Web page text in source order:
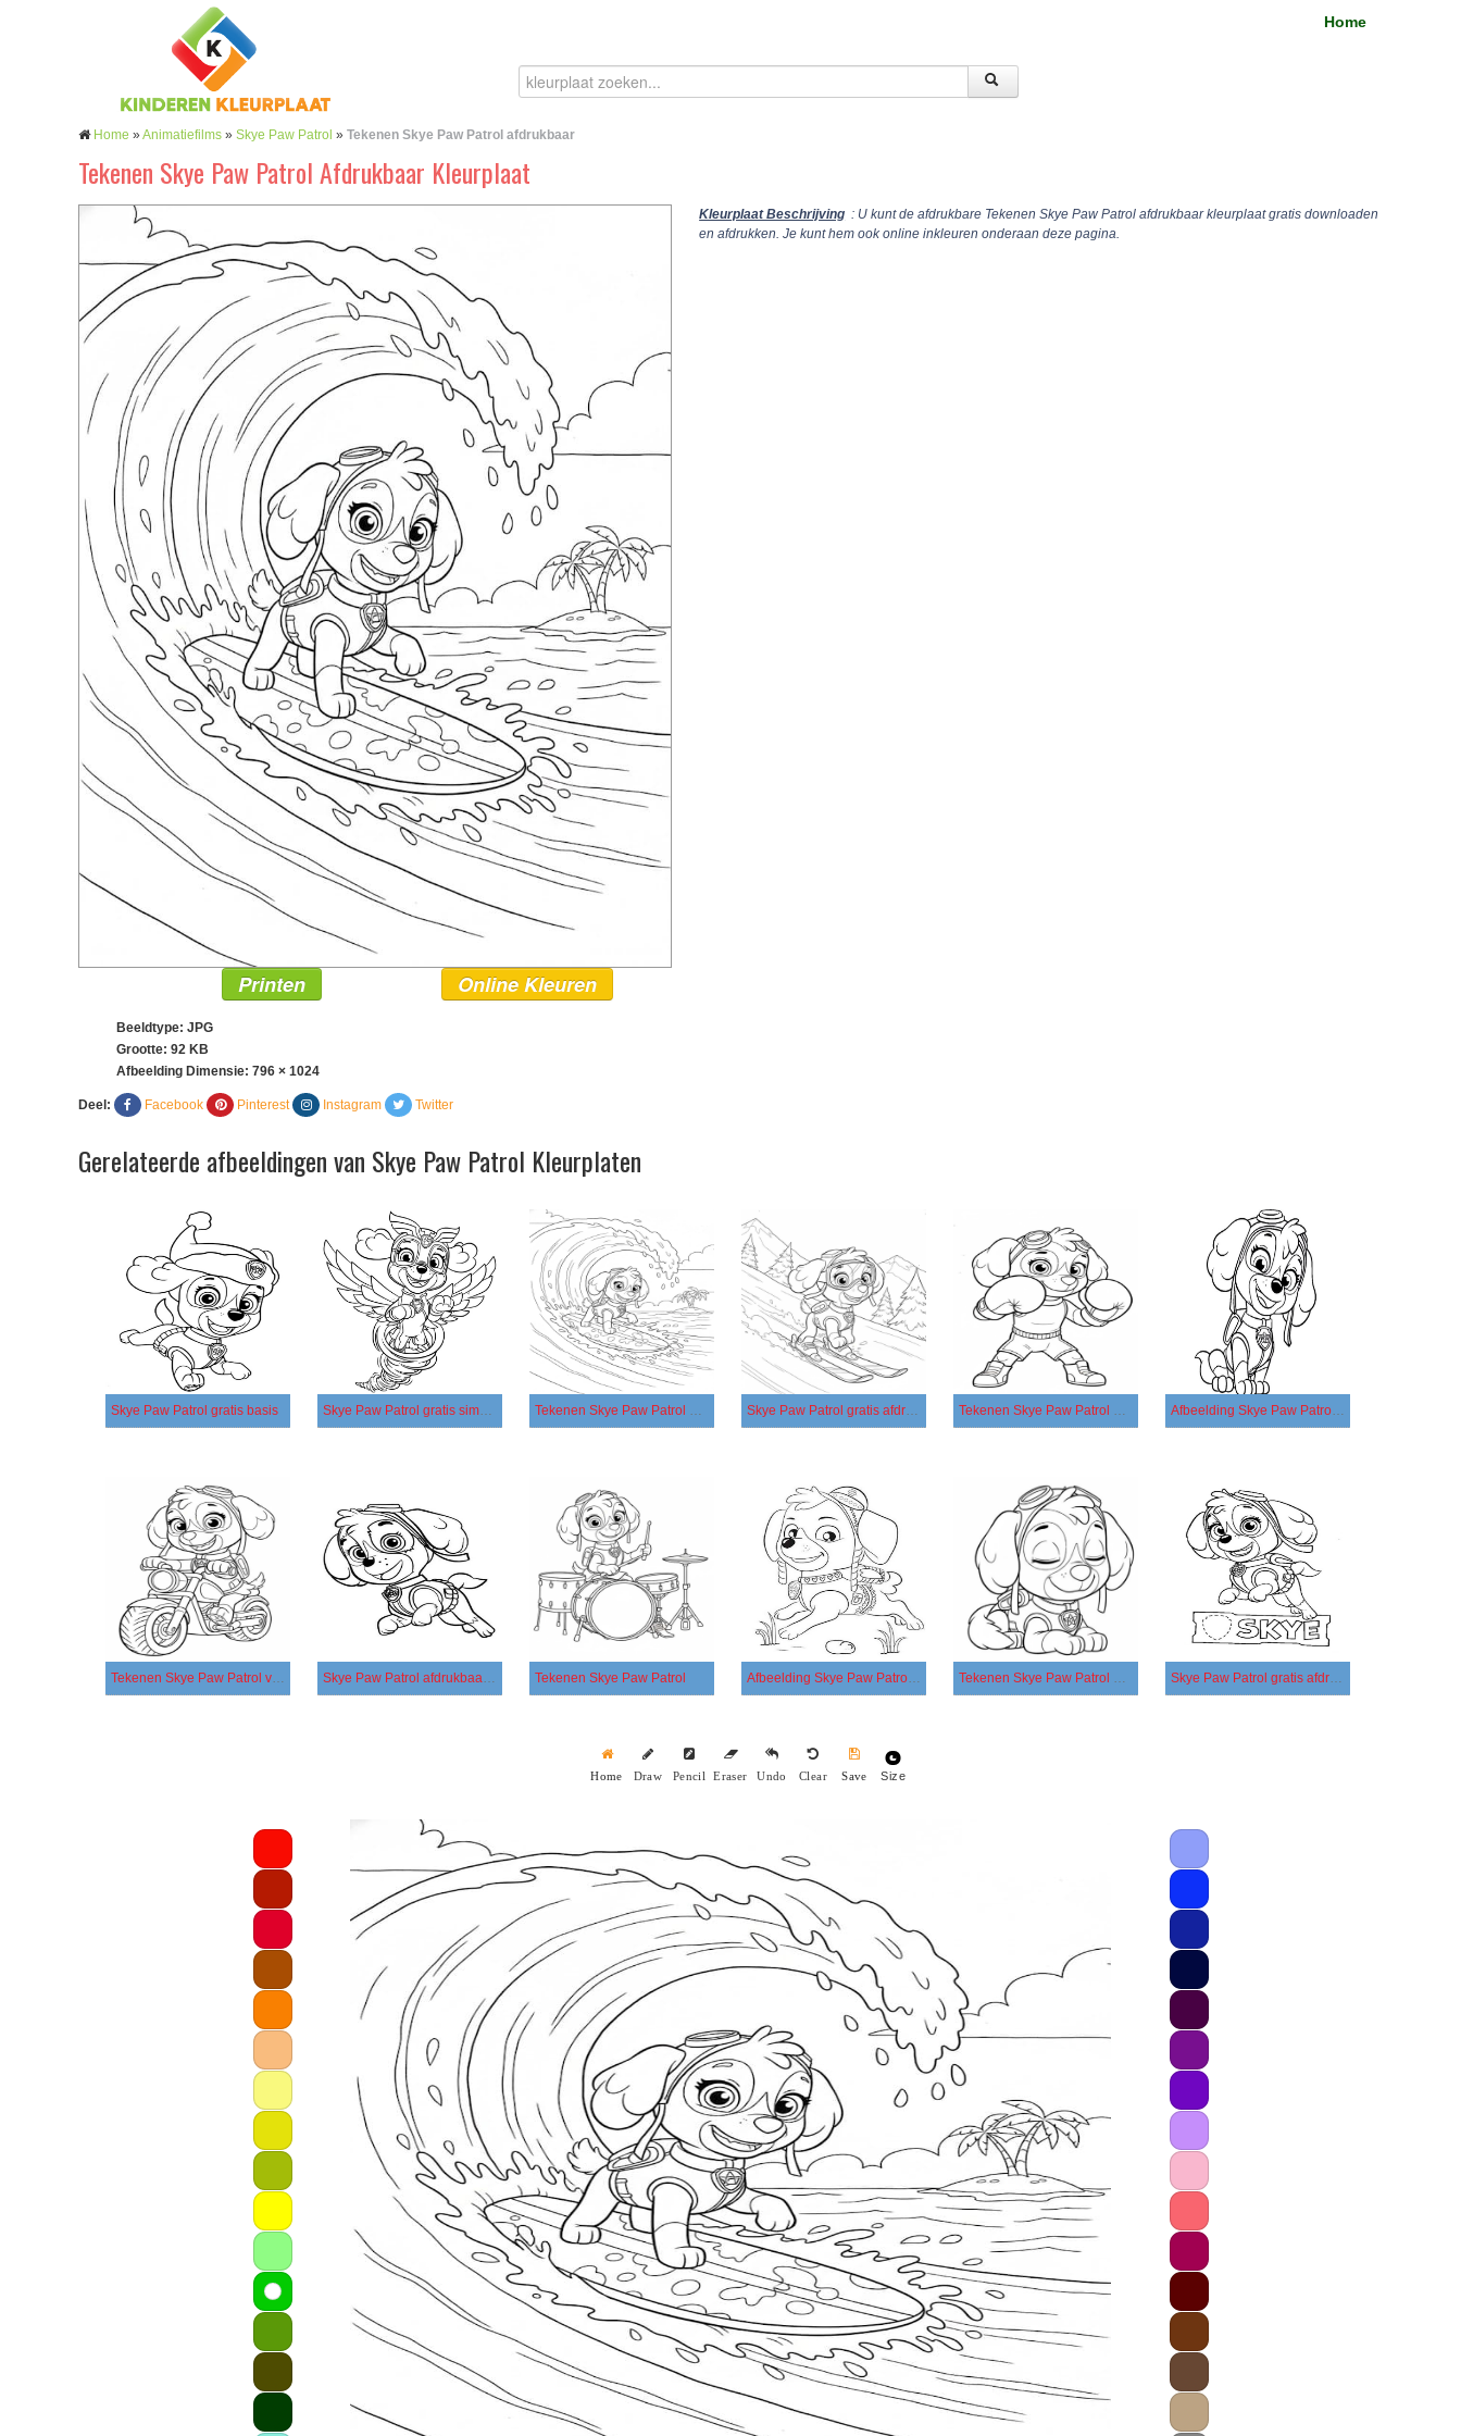
Home
Home »Animatiefilms » Skye Paw Patrol » Tekenen Skye Paw Patrol afdrukbaar
Tekenen Skye Paw Patrol Afdrukbaar Kleurplaat
Kleurplaat Beschrijving : U kunt de afdrukbare Tekenen Skye Paw Patrol afdrukbaar kleurplaat gratis downloaden
en afdrukken. Je kunt hem ook online inkleuren onderaan deze pagina.
Printen Online Kleuren
Beeldtype: JPG
Grootte: 92 KB
Afbeelding Dimensie: 796 × 1024
Deel: Facebook Pinterest Instagram Twitter
Gerelateerde afbeeldingen van Skye Paw Patrol Kleurplaten
Skye Paw Patrol gratis basis Skye Paw Patrol gratis simpel Tekenen Skye Paw Patrol afdrukbaar Skye Paw Patrol gratis afdrukbaar voor kinderen Tekenen Skye Paw Patrol eenvoudig Afbeelding Skye Paw Patrol gratis afdrukbaar
Tekenen Skye Paw Patrol voor kinderen Skye Paw Patrol afdrukbaar basis Tekenen Skye Paw Patrol Afbeelding Skye Paw Patrol afdrukbaar Tekenen Skye Paw Patrol basis Skye Paw Patrol gratis afdrukbaar basis
Home Draw Pencil Eraser Undo Clear Save Size